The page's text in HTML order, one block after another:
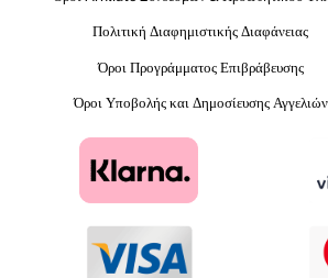
Πολιτική Διαφημιστικής Διαφάνειας
Όροι Προγράμματος Επιβράβευσης
Όροι Υποβολής και Δημοσίευσης Αγγελιών